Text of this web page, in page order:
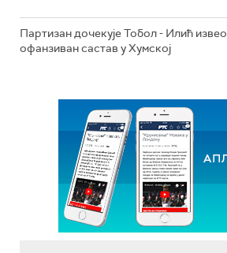
Партизан дочекује Тобол - Илић извео
офанзиван састав у Хумској